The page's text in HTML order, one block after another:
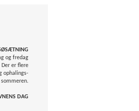
og fredag
er flere
ophalings-
DAG